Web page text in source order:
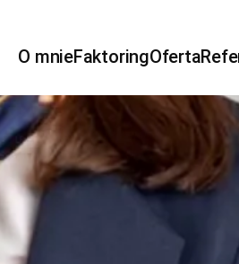
O mnieFaktoringOferta